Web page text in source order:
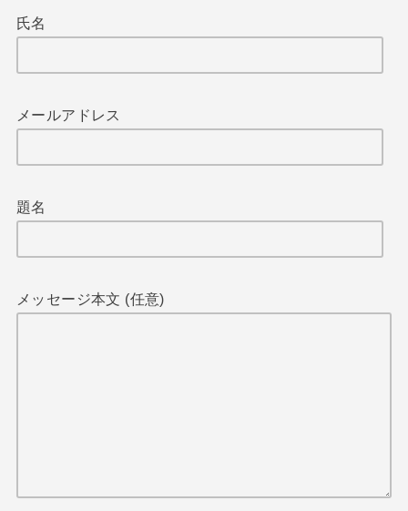
氏名
メールアドレス
題名
メッセージ本文 (任意)